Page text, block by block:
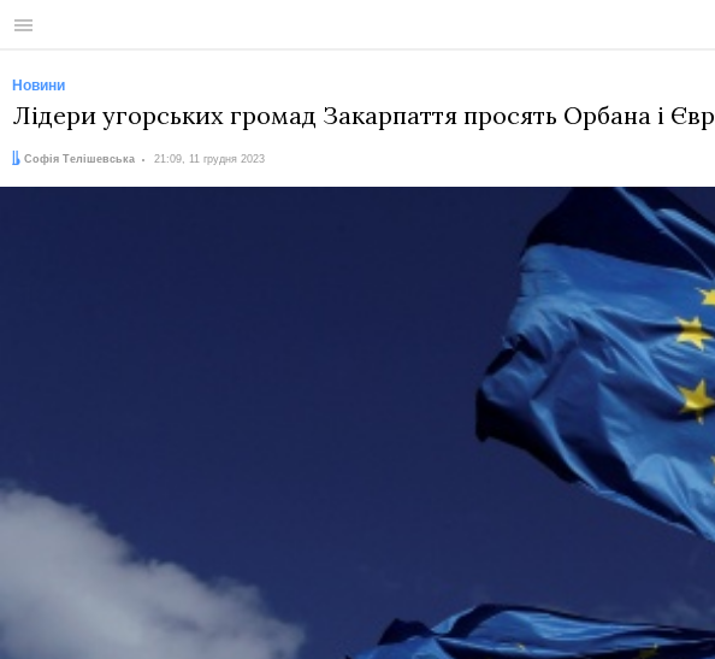
Меню
Новини
Лідери угорських громад Закарпаття просять Орбана і
Автор:
Софія Телішевська
Дата: 21:09, 11 грудня 2023